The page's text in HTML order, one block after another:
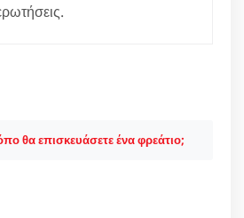
θα επισκευάσετε ένα φρεάτιο;